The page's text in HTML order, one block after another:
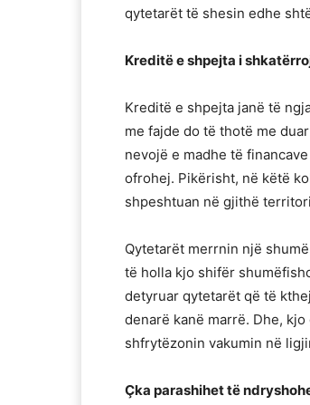
qytetarët të shesin edhe
Kreditë e shpejta i
Kreditë e shpejta janë të
me fajde do të thotë me
nevojë e madhe të
ofrohej. Pikërisht, në këtë
shpeshtuan në gjithë
Qytetarët merrnin një
të holla kjo shifër
detyruar qytetarët që të
denarë kanë marrë. Dhe,
shfrytëzonin vakumin në
Çka parashihet të